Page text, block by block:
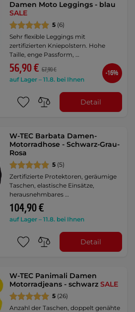
Damen Moto Leggings - blau
SALE
5 (6)
Sehr flexible Leggings mit
zertifizierten Kniepolstern. Hohe
Taille, enge Passform, …
56,90 € 67,90 €
auf Lager – 11.8. bei Ihnen
-16%
Detail
W-TEC Barbata Damen-
Motorradhose - Schwarz-Grau-
Rosa
5 (5)
Zertifizierte Protektoren, geräumige
Taschen, elastische Einsätze,
herausnehmbares …
104,90 €
auf Lager – 11.8. bei Ihnen
Detail
W-TEC Panimali Damen
Motorradjeans - schwarzSALE
5 (26)
Anzahl der Taschen, doppelt genähte